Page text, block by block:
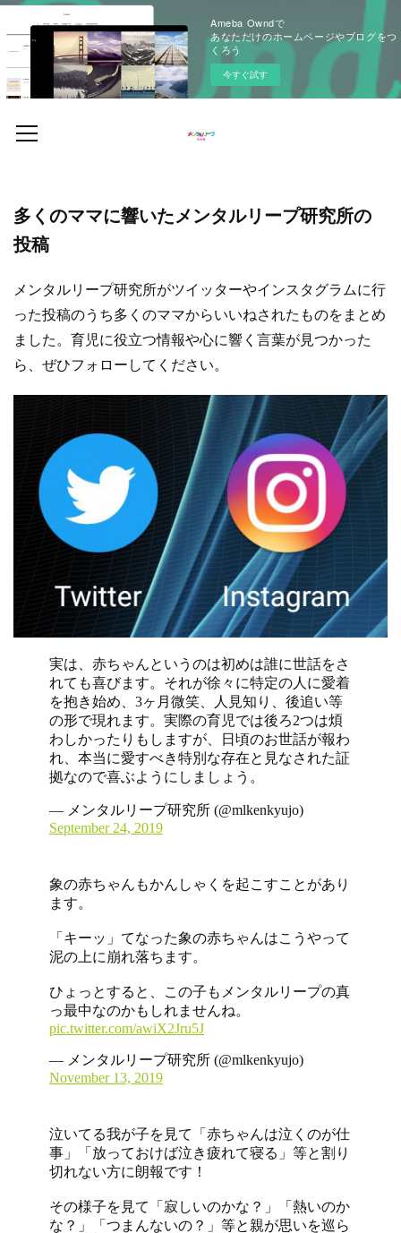
Ameba Owndで
あなただけのホームページやブログをつ
くろう
今すぐ試す
多くのママに響いたメンタルリープ研究所の
投稿
メンタルリープ研究所がツイッターやインスタグラムに行
った投稿のうち多くのママからいいねされたものをまとめ
ました。育児に役立つ情報や心に響く言葉が見つかった
ら、ぜひフォローしてください。